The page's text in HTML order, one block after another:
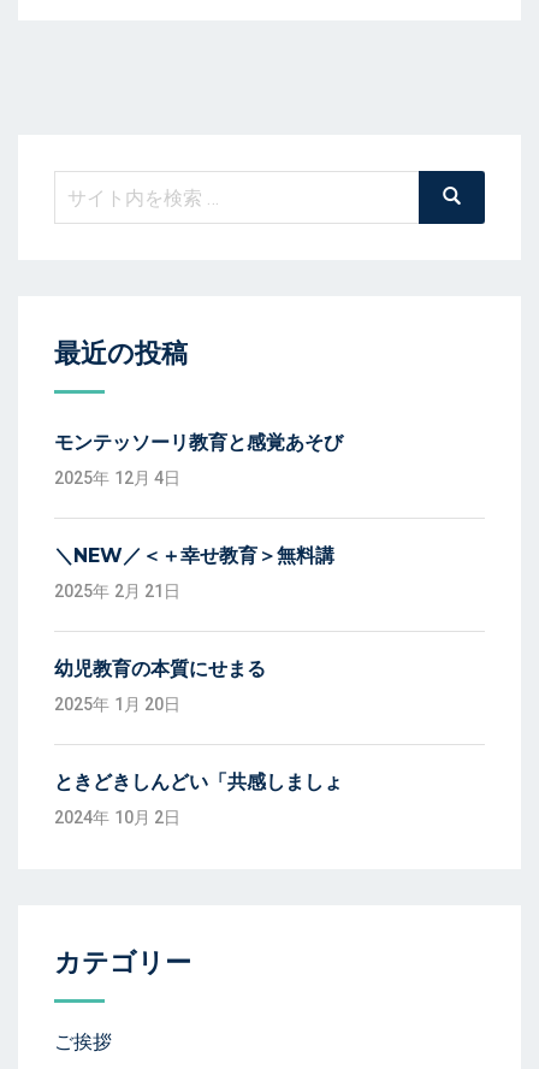
検
最近の投稿
モンテッソーリ教育と感覚あそび
2025年 12月 4日
＼NEW／＜＋幸せ教育＞無料講
2025年 2月 21日
幼児教育の本質にせまる
2025年 1月 20日
ときどきしんどい「共感しましょ
2024年 10月 2日
カテゴリー
ご挨拶